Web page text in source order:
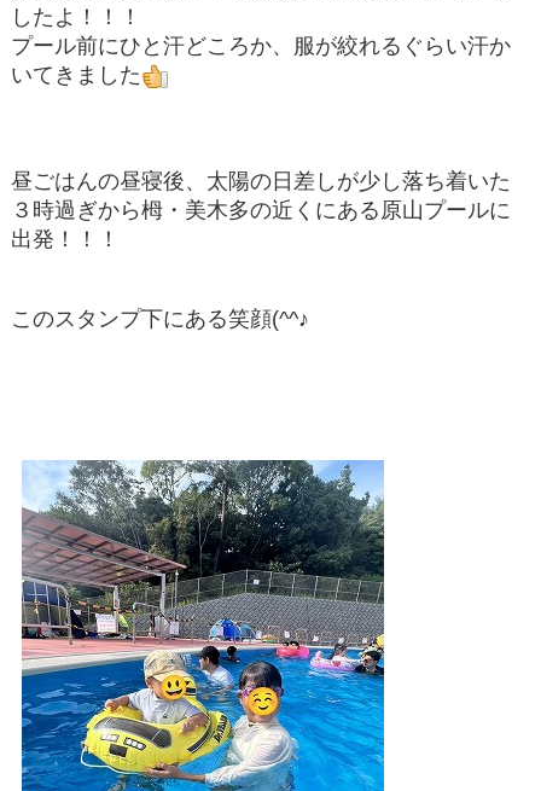
したよ！！！
プール前にひと汗どころか、服が絞れるぐらい汗か
いてきました
昼ごはんの昼寝後、太陽の日差しが少し落ち着いた
３時過ぎから栂・美木多の近くにある原山プールに
出発！！！
このスタンプ下にある笑顔(^^♪